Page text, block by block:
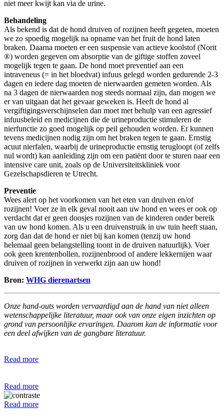
niet meer kwijt kan via de urine.
Behandeling
Als bekend is dat de hond druiven of rozijnen heeft gegeten, moeten
we zo spoedig mogelijk na opname van het fruit de hond laten
braken. Daarna moeten er een suspensie van actieve koolstof (Norit
®) worden gegeven om absorptie van de giftige stoffen zoveel
mogelijk tegen te gaan. De hond moet preventief aan een
intraveneus (= in het bloedvat) infuus gelegd worden gedurende 2-3
dagen en iedere dag moeten de nierwaarden gemeten worden. Als
na 3 dagen de nierwaarden nog steeds normaal zijn, dan mogen we
er van uitgaan dat het gevaar geweken is. Heeft de hond al
vergiftigingsverschijnselen dan moet met behulp van een agressief
infuusbeleid en medicijnen die de urineproductie stimuleren de
nierfunctie zo goed mogelijk op peil gehouden worden. Er kunnen
tevens medicijnen nodig zijn om het braken tegen te gaan. Ernstig
acuut nierfalen, waarbij de urineproductie ernstig terugloopt (of zelfs
nul wordt) kan aanleiding zijn om een patiënt door te sturen naar een
intensive care unit, zoals op de Universiteitskliniek voor
Gezelschapsdieren te Utrecht.
Preventie
Wees alert op het voorkomen van het eten van druiven en/of
rozijnen! Voer ze in elk geval nooit aan uw hond en wees er ook op
verdacht dat er geen doosjes rozijnen van de kinderen onder bereik
van uw hond komen. Als u een druivenstruik in uw tuin heeft staan,
zorg dan dat de hond er niet bij kan komen (tenzij uw hond
helemaal geen belangstelling toont in de druiven natuurlijk). Voer
ook geen krentenbollen, rozijnenbrood of andere lekkernijen waar
druiven of rozijnen in verwerkt zijn aan uw hond!
Bron: WHG dierenartsen
Onze hand-outs worden vervaardigd aan de hand van niet alleen
wetenschappelijke literatuur, maar ook van onze eigen inzichten op
grond van persoonlijke ervaringen. Daarom kan de informatie voor
een deel afwijken van de gangbare literatuur.
Read more
Read more
Read more